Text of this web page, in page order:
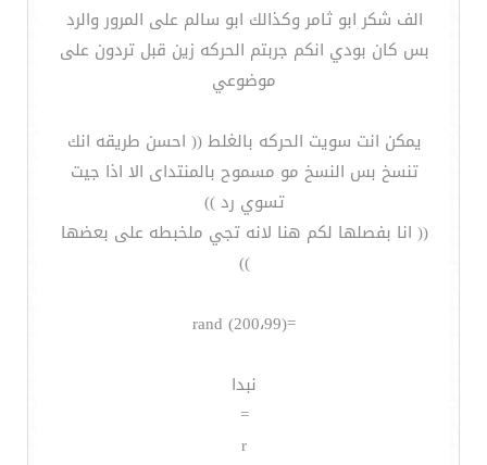
الف شكر ابو ثامر وكذالك ابو سالم على المرور والرد
بس كان بودي انكم جربتم الحركه زين قبل تردون على
موضوعي
يمكن انت سويت الحركه بالغلط (( احسن طريقه انك
تنسخ بس النسخ مو مسموح بالمنتداى الا اذا جيت
تسوي رد ))
(( انا بفصلها لكم هنا لانه تجي ملخبطه على بعضها
))
=rand (200،99)
نبدا
=
r